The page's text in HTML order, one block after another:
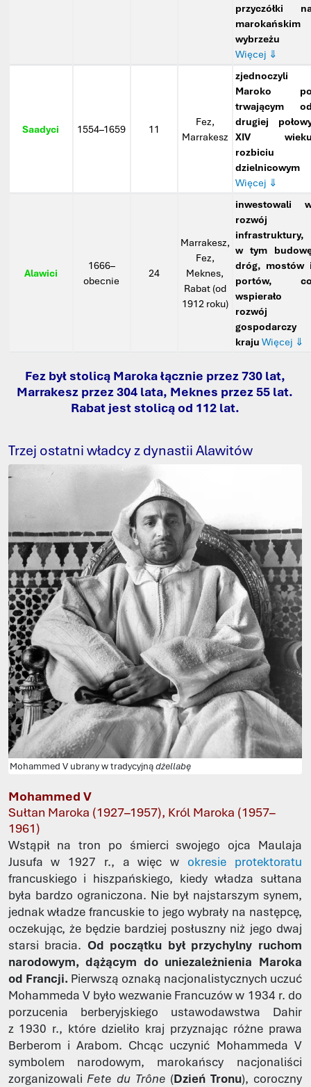
przyczółki
marokańskim
wybrzeżu
Więcej ⇓
Saadyci 1554–1659 11
Fez,
Marrakesz
zjednoczyli
Maroko
trwającym
drugiej
XIV
rozbiciu
dzielnicowym
Więcej ⇓
Alawici
1666–
obecnie
24
Marrakesz,
Fez,
Meknes,
Rabat (od
1912 roku)
inwestowali
rozwój
infrastruktury,
w tym
dróg, mostów
portów,
wspierało
rozwój
gospodarczy
kraju Więcej ⇓
Fez był stolicą Maroka łącznie przez 730 lat,
Marrakesz przez 304 lata, Meknes przez 55 lat.
Rabat jest stolicą od 112 lat.
Trzej ostatni władcy z dynastii Alawitów
Mohammed V ubrany w tradycyjnądżellabę
Mohammed V
Sułtan Maroka (1927–1957), Król Maroka (1957–
1961)
Wstąpił na tron po śmierci swojego ojca Maulaja
Jusufa w 1927 r., a więc w okresie protektoratu
francuskiego i hiszpańskiego, kiedy władza sułtana
była bardzo ograniczona. Nie był najstarszym synem,
jednak władze francuskie to jego wybrały na następcę,
oczekując, że będzie bardziej posłuszny niż jego dwaj
starsi bracia. Od początku był przychylny ruchom
narodowym, dążącym do uniezależnienia Maroka
od Francji.Pierwszą oznaką nacjonalistycznych uczuć
Mohammeda V było wezwanie Francuzów w 1934 r. do
porzucenia berberyjskiego ustawodawstwa Dahir
z 1930 r., które dzieliło kraj przyznając różne prawa
Berberom i Arabom. Chcąc uczynić Mohammeda V
symbolem narodowym, marokańscy nacjonaliści
zorganizowaliFete du Trône (Dzień Tronu), coroczny